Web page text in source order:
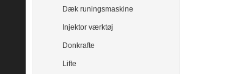
Dæk runingsmaskine
Injektor værktøj
Donkrafte
Lifte